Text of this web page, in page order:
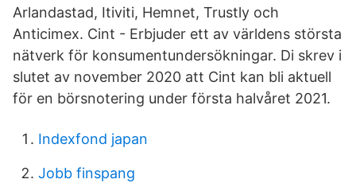
Arlandastad, Itiviti, Hemnet, Trustly och
Anticimex. Cint - Erbjuder ett av världens största
nätverk för konsumentundersökningar. Di skrev i
slutet av november 2020 att Cint kan bli aktuell
för en börsnotering under första halvåret 2021.
Indexfond japan
Jobb finspang